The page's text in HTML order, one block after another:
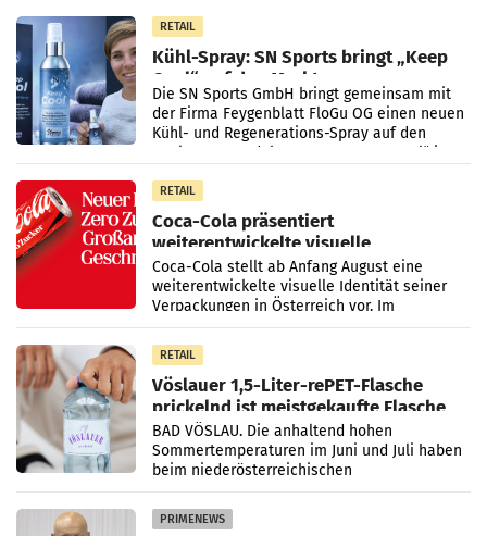
RETAIL
Kühl-Spray: SN Sports bringt „Keep
Cool“ auf den Markt
Die SN Sports GmbH bringt gemeinsam mit
der Firma Feygenblatt FloGu OG einen neuen
Kühl- und Regenerations-Spray auf den
Markt. Das Produkt namens „Keep Cool“ ist zu
RETAIL
Coca-Cola präsentiert
weiterentwickelte visuelle
Markenidentität
Coca-Cola stellt ab Anfang August eine
weiterentwickelte visuelle Identität seiner
Verpackungen in Österreich vor. Im
Mittelpunkt des Redesigns stehen zentrale
Gestaltungselemente
RETAIL
Vöslauer 1,5-Liter-rePET-Flasche
prickelnd ist meistgekaufte Flasche
Österreichs
BAD VÖSLAU. Die anhaltend hohen
Sommertemperaturen im Juni und Juli haben
beim niederösterreichischen
Getränkehersteller Vöslauer zu deutlichen
Absatzzuwächsen geführt. Während
PRIMENEWS